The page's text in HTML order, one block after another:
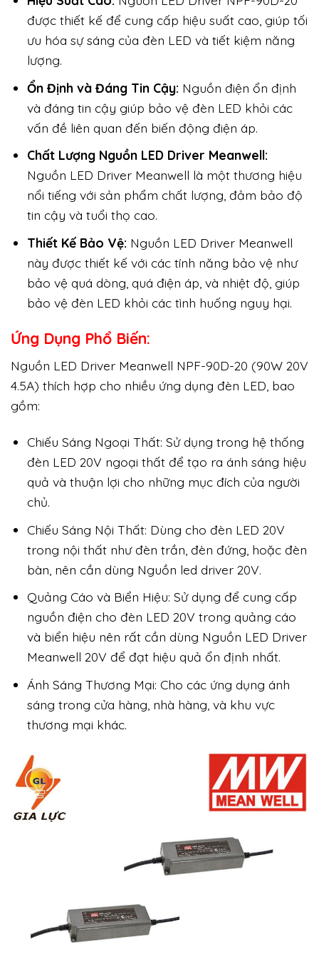
được thiết kế để cung cấp hiệu suất cao, giúp tối
ưu hóa sự sáng của đèn LED và tiết kiệm năng
lượng.
Ổn Định và Đáng Tin Cậy: Nguồn điện ổn định
và đáng tin cậy giúp bảo vệ đèn LED khỏi các
vấn đề liên quan đến biến động điện áp.
Chất Lượng Nguồn LED Driver Meanwell:
Nguồn LED Driver Meanwell là một thương hiệu
nổi tiếng với sản phẩm chất lượng, đảm bảo độ
tin cậy và tuổi thọ cao.
Thiết Kế Bảo Vệ: Nguồn LED Driver Meanwell
này được thiết kế với các tính năng bảo vệ như
bảo vệ quá dòng, quá điện áp, và nhiệt độ, giúp
bảo vệ đèn LED khỏi các tình huống nguy hại.
Ứng Dụng Phổ Biến:
Nguồn LED Driver Meanwell NPF-90D-20 (90W 20V
4.5A) thích hợp cho nhiều ứng dụng đèn LED, bao
gồm:
Chiếu Sáng Ngoại Thất: Sử dụng trong hệ thống
đèn LED 20V ngoại thất để tạo ra ánh sáng hiệu
quả và thuận lợi cho những mục đích của người
chủ.
Chiếu Sáng Nội Thất: Dùng cho đèn LED 20V
trong nội thất như đèn trần, đèn đứng, hoặc đèn
bàn, nên cần dùng Nguồn led driver 20V.
Quảng Cáo và Biển Hiệu: Sử dụng để cung cấp
nguồn điện cho đèn LED 20V trong quảng cáo
và biển hiệu nên rất cần dùng Nguồn LED Driver
Meanwell 20V để đạt hiệu quả ổn định nhất.
Ánh Sáng Thương Mại: Cho các ứng dụng ánh
sáng trong cửa hàng, nhà hàng, và khu vực
thương mại khác.